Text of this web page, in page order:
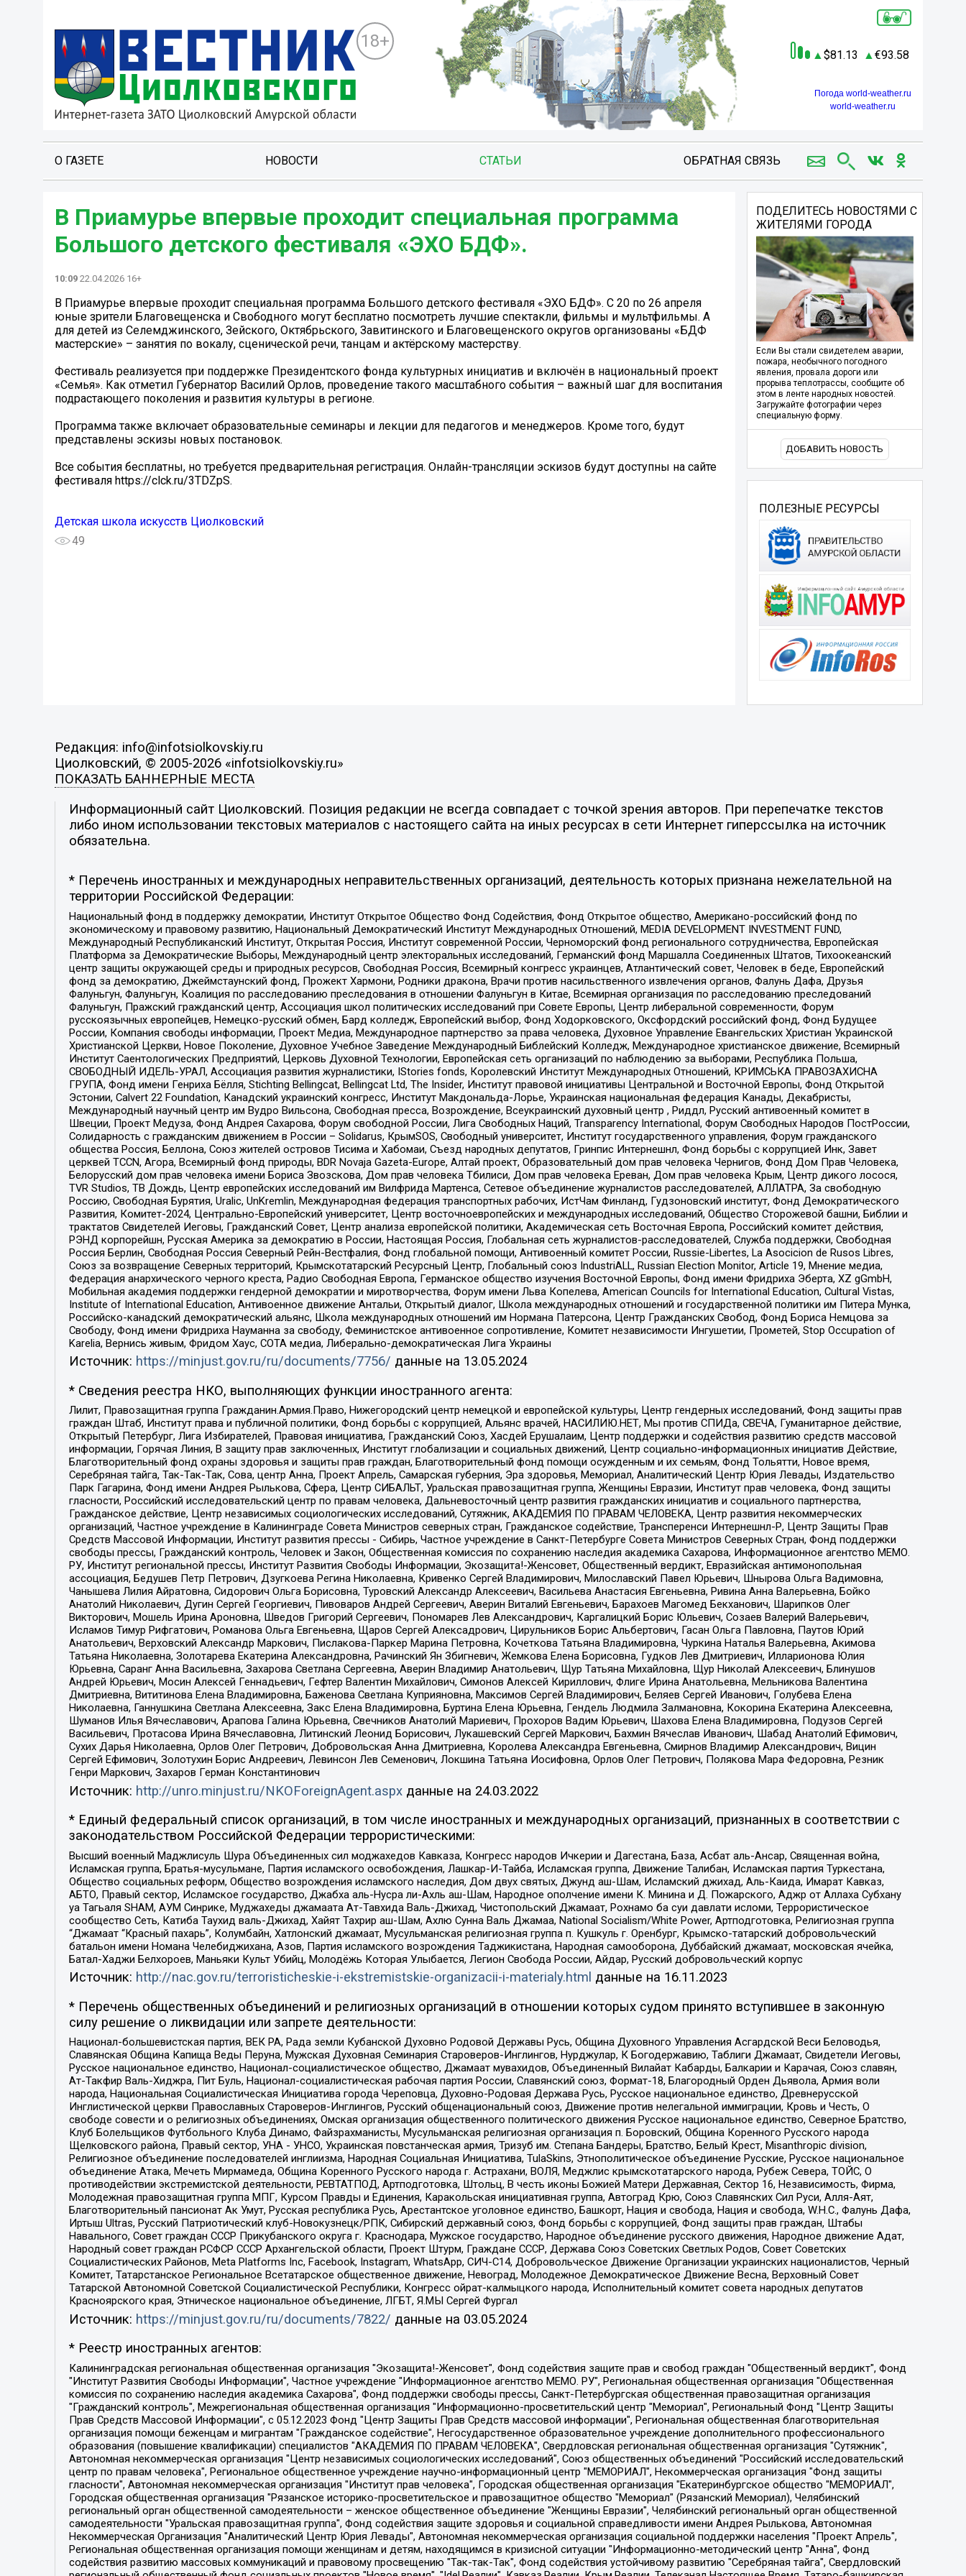
18+
81.13 93.58
Погода world-weather.ru
world-weather.ru
О ГАЗЕТЕ НОВОСТИ СТАТЬИ ОБРАТНАЯ СВЯЗЬ
В Приамурье впервые проходит специальная программа
Большого детского фестиваля «ЭХО БДФ».
10:09 22.04.2026 16+
В Приамурье впервые проходит специальная программа Большого детского фестиваля «ЭХО БДФ». С 20 по 26 апреля
юные зрители Благовещенска и Свободного могут бесплатно посмотреть лучшие спектакли, фильмы и мультфильмы. А
для детей из Селемджинского, Зейского, Октябрьского, Завитинского и Благовещенского округов организованы «БДФ
мастерские» – занятия по вокалу, сценической речи, танцам и актёрскому мастерству.
Фестиваль реализуется при поддержке Президентского фонда культурных инициатив и включён в национальный проект
«Семья». Как отметил Губернатор Василий Орлов, проведение такого масштабного события – важный шаг для воспитания
подрастающего поколения и развития культуры в регионе.
Программа также включает образовательные семинары и лекции для педагогов и менеджеров. Кроме того, будут
представлены эскизы новых постановок.
Все события бесплатны, но требуется предварительная регистрация. Онлайн-трансляции эскизов будут доступны на сайте
фестиваля https://clck.ru/3TDZpS.
Детская школа искусств Циолковский
49
ПОДЕЛИТЕСЬ НОВОСТЯМИ С
ЖИТЕЛЯМИ ГОРОДА
Если Вы стали свидетелем аварии,
пожара, необычного погодного
явления, провала дороги или
прорыва теплотрассы, сообщите об
этом в ленте народных новостей.
Загружайте фотографии через
специальную форму.
ДОБАВИТЬ НОВОСТЬ
ПОЛЕЗНЫЕ РЕСУРСЫ
Редакция: info@infotsiolkovskiy.ru
Циолковский, © 2005-2026 «infotsiolkovskiy.ru»
ПОКАЗАТЬ БАННЕРНЫЕ МЕСТА
Информационный сайт Циолковский. Позиция редакции не всегда совпадает с точкой зрения авторов. При перепечатке текстов
либо ином использовании текстовых материалов с настоящего сайта на иных ресурсах в сети Интернет гиперссылка на источник
обязательна.
* Перечень иностранных и международных неправительственных организаций, деятельность которых признана нежелательной на
территории Российской Федерации:
Национальный фонд в поддержку демократии, Институт Открытое Общество Фонд Содействия, Фонд Открытое общество, Американо-российский фонд по
экономическому и правовому развитию, Национальный Демократический Институт Международных Отношений, MEDIA DEVELOPMENT INVESTMENT FUND,
Международный Республиканский Институт, Открытая Россия, Институт современной России, Черноморский фонд регионального сотрудничества, Европейская
Платформа за Демократические Выборы, Международный центр электоральных исследований, Германский фонд Маршалла Соединенных Штатов, Тихоокеанский
центр защиты окружающей среды и природных ресурсов, Свободная Россия, Всемирный конгресс украинцев, Атлантический совет, Человек в беде, Европейский
фонд за демократию, Джеймстаунский фонд, Прожект Хармони, Родники дракона, Врачи против насильственного извлечения органов, Фалунь Дафа, Друзья
Фалуньгун, Фалуньгун, Коалиция по расследованию преследования в отношении Фалуньгун в Китае, Всемирная организация по расследованию преследований
Фалуньгун, Пражский гражданский центр, Ассоциация школ политических исследований при Совете Европы, Центр либеральной современности, Форум
русскоязычных европейцев, Немецко-русский обмен, Бард колледж, Европейский выбор, Фонд Ходорковского, Оксфордский российский фонд, Фонд Будущее
России, Компания свободы информации, Проект Медиа, Международное партнерство за права человека, Духовное Управление Евангельских Христиан Украинской
Христианской Церкви, Новое Поколение, Духовное Учебное Заведение Международный Библейский Колледж, Международное христианское движение, Всемирный
Институт Саентологических Предприятий, Церковь Духовной Технологии, Европейская сеть организаций по наблюдению за выборами, Республика Польша,
СВОБОДНЫЙ ИДЕЛЬ-УРАЛ, Ассоциация развития журналистики, IStories fonds, Королевский Институт Международных Отношений, КРИМСЬКА ПРАВОЗАХИСНА
ГРУПА, Фонд имени Генриха Бёлля, Stichting Bellingcat, Bellingcat Ltd, The Insider, Институт правовой инициативы Центральной и Восточной Европы, Фонд Открытой
Эстонии, Calvert 22 Foundation, Канадский украинский конгресс, Институт Макдональда-Лорье, Украинская национальная федерация Канады, Декабристы,
Международный научный центр им Вудро Вильсона, Свободная пресса, Возрождение, Всеукраинский духовный центр , Риддл, Русский антивоенный комитет в
Швеции, Проект Медуза, Фонд Андрея Сахарова, Форум свободной России, Лига Свободных Наций, Transparеncy International, Форум Свободных Народов ПостРоссии,
Солидарность с гражданским движением в России – Solidarus, КрымSOS, Свободный университет, Институт государственного управления, Форум гражданского
общества Россия, Беллона, Союз жителей островов Тисима и Хабомаи, Съезд народных депутатов, Гринпис Интернешнл, Фонд борьбы с коррупцией Инк, Завет
церквей TCCN, Агора, Всемирный фонд природы, BDR Novaja Gazeta-Europe, Алтай проект, Образовательный дом прав человека Чернигов, Фонд Дом Прав Человека,
Белорусский дом прав человека имени Бориса Звозскова, Дом прав человека Тбилиси, Дом прав человека Ереван, Дом прав человека Крым, Центр дикого лосося,
TVR Studios, ТВ Дождь, Центр европейских исследований им Вилфрида Мартенса, Сетевое объединение журналистов расследователей, АЛЛАТРА, За свободную
Россию, Свободная Бурятия, Uralic, UnKremlin, Международная федерация транспортных рабочих, ИстЧам Финланд, Гудзоновский институт, Фонд Демократического
Развития, Комитет-2024, Центрально-Европейский университет, Центр восточноевропейских и международных исследований, Общество Сторожевой башни, Библии и
трактатов Свидетелей Иеговы, Гражданский Совет, Центр анализа европейской политики, Академическая сеть Восточная Европа, Российский комитет действия,
РЭНД корпорейшн, Русская Америка за демократию в России, Настоящая Россия, Глобальная сеть журналистов-расследователей, Служба поддержки, Свободная
Россия Берлин, Свободная Россия Северный Рейн-Вестфалия, Фонд глобальной помощи, Антивоенный комитет России, Russie-Libertes, La Asocicion de Rusos Libres,
Союз за возвращение Северных территорий, Крымскотатарский Ресурсный Центр, Глобальный союз IndustriALL, Russian Election Monitor, Article 19, Мнение медиа,
Федерация анархического черного креста, Радио Свободная Европа, Германское общество изучения Восточной Европы, Фонд имени Фридриха Эберта, XZ gGmbH,
Мобильная академия поддержки гендерной демократии и миротворчества, Форум имени Льва Копелева, American Councils for International Education, Cultural Vistas,
Institute of International Education, Антивоенное движение Антальи, Открытый диалог, Школа международных отношений и государственной политики им Питера Мунка,
Российско-канадский демократический альянс, Школа международных отношений им Нормана Патерсона, Центр Гражданских Свобод, Фонд Бориса Немцова за
Свободу, Фонд имени Фридриха Науманна за свободу, Феминистское антивоенное сопротивление, Комитет независимости Ингушетии, Прометей, Stop Occupation of
Karelia, Вернись живым, Фридом Хаус, СОТА медиа, Либерально-демократическая Лига Украины
Источник: https://minjust.gov.ru/ru/documents/7756/ данные на 13.05.2024
* Сведения реестра НКО, выполняющих функции иностранного агента:
Лилит, Правозащитная группа Гражданин.Армия.Право, Нижегородский центр немецкой и европейской культуры, Центр гендерных исследований, Фонд защиты прав
граждан Штаб, Институт права и публичной политики, Фонд борьбы с коррупцией, Альянс врачей, НАСИЛИЮ.НЕТ, Мы против СПИДа, СВЕЧА, Гуманитарное действие,
Открытый Петербург, Лига Избирателей, Правовая инициатива, Гражданский Союз, Хасдей Ерушалаим, Центр поддержки и содействия развитию средств массовой
информации, Горячая Линия, В защиту прав заключенных, Институт глобализации и социальных движений, Центр социально-информационных инициатив Действие,
Благотворительный фонд охраны здоровья и защиты прав граждан, Благотворительный фонд помощи осужденным и их семьям, Фонд Тольятти, Новое время,
Серебряная тайга, Так-Так-Так, Сова, центр Анна, Проект Апрель, Самарская губерния, Эра здоровья, Мемориал, Аналитический Центр Юрия Левады, Издательство
Парк Гагарина, Фонд имени Андрея Рылькова, Сфера, Центр СИБАЛЬТ, Уральская правозащитная группа, Женщины Евразии, Институт прав человека, Фонд защиты
гласности, Российский исследовательский центр по правам человека, Дальневосточный центр развития гражданских инициатив и социального партнерства,
Гражданское действие, Центр независимых социологических исследований, Сутяжник, АКАДЕМИЯ ПО ПРАВАМ ЧЕЛОВЕКА, Центр развития некоммерческих
организаций, Частное учреждение в Калининграде Совета Министров северных стран, Гражданское содействие, Трансперенси Интернешнл-Р, Центр Защиты Прав
Средств Массовой Информации, Институт развития прессы - Сибирь, Частное учреждение в Санкт-Петербурге Совета Министров Северных Стран, Фонд поддержки
свободы прессы, Гражданский контроль, Человек и Закон, Общественная комиссия по сохранению наследия академика Сахарова, Информационное агентство МЕМО.
РУ, Институт региональной прессы, Институт Развития Свободы Информации, Экозащита!-Женсовет, Общественный вердикт, Евразийская антимонопольная
ассоциация, Бедушев Петр Петрович, Дзугкоева Регина Николаевна, Кривенко Сергей Владимирович, Милославский Павел Юрьевич, Шнырова Ольга Вадимовна,
Чанышева Лилия Айратовна, Сидорович Ольга Борисовна, Туровский Александр Алексеевич, Васильева Анастасия Евгеньевна, Ривина Анна Валерьевна, Бойко
Анатолий Николаевич, Дугин Сергей Георгиевич, Пивоваров Андрей Сергеевич, Аверин Виталий Евгеньевич, Барахоев Магомед Бекханович, Шарипков Олег
Викторович, Мошель Ирина Ароновна, Шведов Григорий Сергеевич, Пономарев Лев Александрович, Каргалицкий Борис Юльевич, Созаев Валерий Валерьевич,
Исламов Тимур Рифгатович, Романова Ольга Евгеньевна, Щаров Сергей Алексадрович, Цирульников Борис Альбертович, Гасан Ольга Павловна, Паутов Юрий
Анатольевич, Верховский Александр Маркович, Пислакова-Паркер Марина Петровна, Кочеткова Татьяна Владимировна, Чуркина Наталья Валерьевна, Акимова
Татьяна Николаевна, Золотарева Екатерина Александровна, Рачинский Ян Збигневич, Жемкова Елена Борисовна, Гудков Лев Дмитриевич, Илларионова Юлия
Юрьевна, Саранг Анна Васильевна, Захарова Светлана Сергеевна, Аверин Владимир Анатольевич, Щур Татьяна Михайловна, Щур Николай Алексеевич, Блинушов
Андрей Юрьевич, Мосин Алексей Геннадьевич, Гефтер Валентин Михайлович, Симонов Алексей Кириллович, Флиге Ирина Анатольевна, Мельникова Валентина
Дмитриевна, Вититинова Елена Владимировна, Баженова Светлана Куприяновна, Максимов Сергей Владимирович, Беляев Сергей Иванович, Голубева Елена
Николаевна, Ганнушкина Светлана Алексеевна, Закс Елена Владимировна, Буртина Елена Юрьевна, Гендель Людмила Залмановна, Кокорина Екатерина Алексеевна,
Шуманов Илья Вячеславович, Арапова Галина Юрьевна, Свечников Анатолий Мариевич, Прохоров Вадим Юрьевич, Шахова Елена Владимировна, Подузов Сергей
Васильевич, Протасова Ирина Вячеславовна, Литинский Леонид Борисович, Лукашевский Сергей Маркович, Бахмин Вячеслав Иванович, Шабад Анатолий Ефимович,
Сухих Дарья Николаевна, Орлов Олег Петрович, Добровольская Анна Дмитриевна, Королева Александра Евгеньевна, Смирнов Владимир Александрович, Вицин
Сергей Ефимович, Золотухин Борис Андреевич, Левинсон Лев Семенович, Локшина Татьяна Иосифовна, Орлов Олег Петрович, Полякова Мара Федоровна, Резник
Генри Маркович, Захаров Герман Константинович
Источник: http://unro.minjust.ru/NKOForeignAgent.aspxданные на 24.03.2022
* Единый федеральный список организаций, в том числе иностранных и международных организаций, признанных в соответствии с
законодательством Российской Федерации террористическими:
Высший военный Маджлисуль Шура Объединенных сил моджахедов Кавказа, Конгресс народов Ичкерии и Дагестана, База, Асбат аль-Ансар, Священная война,
Исламская группа, Братья-мусульмане, Партия исламского освобождения, Лашкар-И-Тайба, Исламская группа, Движение Талибан, Исламская партия Туркестана,
Общество социальных реформ, Общество возрождения исламского наследия, Дом двух святых, Джунд аш-Шам, Исламский джихад, Аль-Каида, Имарат Кавказ,
АБТО, Правый сектор, Исламское государство, Джабха аль-Нусра ли-Ахль аш-Шам, Народное ополчение имени К. Минина и Д. Пожарского, Аджр от Аллаха Субхану
уа Тагьаля SHAM, АУМ Синрике, Муджахеды джамаата Ат-Тавхида Валь-Джихад, Чистопольский Джамаат, Рохнамо ба суи давлати исломи, Террористическое
сообщество Сеть, Катиба Таухид валь-Джихад, Хайят Тахрир аш-Шам, Ахлю Сунна Валь Джамаа, National Socialism/White Power, Артподготовка, Религиозная группа
“Джамаат “Красный пахарь”, Колумбайн, Хатлонский джамаат, Мусульманская религиозная группа п. Кушкуль г. Оренбург, Крымско-татарский добровольческий
батальон имени Номана Челебиджихана, Азов, Партия исламского возрождения Таджикистана, Народная самооборона, Дуббайский джамаат, московская ячейка,
Батал-Хаджи Белхороев, Маньяки Культ Убийц, Молодёжь Которая Улыбается, Легион Свобода России, Айдар, Русский добровольческий корпус
Источник: http://nac.gov.ru/terroristicheskie-i-ekstremistskie-organizacii-i-materialy.html данные на 16.11.2023
* Перечень общественных объединений и религиозных организаций в отношении которых судом принято вступившее в законную
силу решение о ликвидации или запрете деятельности:
Национал-большевистская партия, ВЕК РА, Рада земли Кубанской Духовно Родовой Державы Русь, Община Духовного Управления Асгардской Веси Беловодья,
Славянская Община Капища Веды Перуна, Мужская Духовная Семинария Староверов-Инглингов, Нурджулар, К Богодержавию, Таблиги Джамаат, Свидетели Иеговы,
Русское национальное единство, Национал-социалистическое общество, Джамаат мувахидов, Объединенный Вилайат Кабарды, Балкарии и Карачая, Союз славян,
Ат-Такфир Валь-Хиджра, Пит Буль, Национал-социалистическая рабочая партия России, Славянский союз, Формат-18, Благородный Орден Дьявола, Армия воли
народа, Национальная Социалистическая Инициатива города Череповца, Духовно-Родовая Держава Русь, Русское национальное единство, Древнерусской
Инглистической церкви Православных Староверов-Инглингов, Русский общенациональный союз, Движение против нелегальной иммиграции, Кровь и Честь, О
свободе совести и о религиозных объединениях, Омская организация общественного политического движения Русское национальное единство, Северное Братство,
Клуб Болельщиков Футбольного Клуба Динамо, Файзрахманисты, Мусульманская религиозная организация п. Боровский, Община Коренного Русского народа
Щелковского района, Правый сектор, УНА - УНСО, Украинская повстанческая армия, Тризуб им. Степана Бандеры, Братство, Белый Крест, Misanthropic division,
Религиозное объединение последователей инглиизма, Народная Социальная Инициатива, TulaSkins, Этнополитическое объединение Русские, Русское национальное
объединение Атака, Мечеть Мирмамеда, Община Коренного Русского народа г. Астрахани, ВОЛЯ, Меджлис крымскотатарского народа, Рубеж Севера, ТОЙС, О
противодействии экстремистской деятельности, РЕВТАТПОД, Артподготовка, Штольц, В честь иконы Божией Матери Державная, Сектор 16, Независимость, Фирма,
Молодежная правозащитная группа МПГ, Курсом Правды и Единения, Каракольская инициативная группа, Автоград Крю, Союз Славянских Сил Руси, Алля-Аят,
Благотворительный пансионат Ак Умут, Русская республика Русь, Арестантское уголовное единство, Башкорт, Нация и свобода, Нация и свобода, W.H.С., Фалунь Дафа,
Иртыш Ultras, Русский Патриотический клуб-Новокузнецк/РПК, Сибирский державный союз, Фонд борьбы с коррупцией, Фонд защиты прав граждан, Штабы
Навального, Совет граждан СССР Прикубанского округа г. Краснодара, Мужское государство, Народное объединение русского движения, Народное движение Адат,
Народный совет граждан РСФСР СССР Архангельской области, Проект Штурм, Граждане СССР, Держава Союз Советских Светлых Родов, Совет Советских
Социалистических Районов, Meta Platforms Inc, Facebook, Instagram, WhatsApp, СИЧ-С14, Добровольческое Движение Организации украинских националистов, Черный
Комитет, Татарстанское Региональное Всетатарское общественное движение, Невоград, Молодежное Демократическое Движение Весна, Верховный Совет
Татарской Автономной Советской Социалистической Республики, Конгресс ойрат-калмыцкого народа, Исполнительный комитет совета народных депутатов
Красноярского края, Этническое национальное объединение, ЛГБТ, Я.МЫ Сергей Фургал
Источник: https://minjust.gov.ru/ru/documents/7822/ данные на 03.05.2024
* Реестр иностранных агентов:
Калининградская региональная общественная организация "Экозащита!-Женсовет", Фонд содействия защите прав и свобод граждан "Общественный вердикт", Фонд "Институт Развития Свободы Информации", Частное учреждение "Информационное агентство МЕМО. РУ", Региональная общественная организация "Общественная комиссия по сохранению наследия академика Сахарова", Фонд поддержки свободы прессы, Санкт-Петербургская общественная правозащитная организация "Гражданский контроль", Межрегиональная общественная организация "Информационно-просветительский центр "Мемориал", Региональный Фонд "Центр Защиты Прав Средств Массовой Информации", с 05.12.2023 Фонд "Центр Защиты Прав Средств массовой информации", Региональная общественная благотворительная организация помощи беженцам и мигрантам "Гражданское содействие", Негосударственное образовательное учреждение дополнительного профессионального образования (повышение квалификации) специалистов "АКАДЕМИЯ ПО ПРАВАМ ЧЕЛОВЕКА", Свердловская региональная общественная организация "Сутяжник", Автономная некоммерческая организация "Центр независимых социологических исследований", Союз общественных объединений "Российский исследовательский центр по правам человека", Региональное общественное учреждение научно-информационный центр "МЕМОРИАЛ", Некоммерческая организация "Фонд защиты гласности", Автономная некоммерческая организация "Институт прав человека", Городская общественная организация "Екатеринбургское общество "МЕМОРИАЛ", Городская общественная организация "Рязанское историко-просветительское и правозащитное общество "Мемориал" (Рязанский Мемориал), Челябинский региональный орган общественной самодеятельности – женское общественное объединение "Женщины Евразии", Челябинский региональный орган общественной самодеятельности "Уральская правозащитная группа", Фонд содействия защите здоровья и социальной справедливости имени Андрея Рылькова, Автономная Некоммерческая Организация "Аналитический Центр Юрия Левады", Автономная некоммерческая организация социальной поддержки населения "Проект Апрель", Региональная общественная организация помощи женщинам и детям, находящимся в кризисной ситуации "Информационно-методический центр "Анна", Фонд содействия развитию массовых коммуникаций и правовому просвещению "Так-так-Так", Фонд содействия устойчивому развитию "Серебряная тайга", Свердловский региональный общественный фонд социальных проектов "Новое время", "Idel.Реалии", Кавказ.Реалии, Крым.Реалии, Телеканал Настоящее Время, Татаро-башкирская служба Радио Свобода (Azatliq Radiosi), Радио Свободная Европа/Радио Свобода (PCE/PC), "Сибирь.Реалии", "Фактограф", Благотворительный фонд помощи осужденным и их семьям, Автономная некоммерческая организация "Институт глобализации и социальных движений", Фонд "В защиту прав заключенных", Частное учреждение "Центр поддержки и содействия развитию средств массовой информации", Пензенский региональный общественный благотворительный фонд "Гражданский союз", "Север.Реалии", Некоммерческая организация Фонд "Правовая инициатива", Общество с ограниченной ответственностью "Радио Свободная Европа/Радио Свобода", Чешское информационное агентство "MEDIUM-ORIENT", Красноярская региональная общественная организация "Мы против СПИДа", Камалягин Денис Николаевич, Маркелов Сергей Евгеньевич, Пономарев Лев Александрович, Савицкая Людмила Алексеевна, Автономная некоммерческая организация "Центр по работе с проблемой насилия "НАСИЛИЮ.НЕТ", Межрегиональный профессиональный союз работников здравоохранения "Альянс врачей", Юридическое лицо, зарегистрированное в Латвийской Республике, SIA "Medusa Project" (регистрационный номер 40103797863, дата регистрации 10.06.2014), Некоммерческая организация "Фонд по борьбе с коррупцией", Автономная некоммерческая организация "Институт права и публичной политики", Баданин Роман Сергеевич, Гликин Максим Александрович, Железнова Мария Михайловна, Лукьянова Юлия Сергеевна, Маетная Елизавета Витальевна, Маняхин Петр Борисович, Чуракова Ольга Владимировна, Ярош Юлия Петровна, Юридическое лицо "The Insider SIA", зарегистрированное в Риге, Латвийская Республика (дата регистрации 26.06.2015), являющееся администратором доменного имени интернет-издания "The Insider SIA", https://theins.ru, Постернак Алексей Евгеньевич, Рубин Михаил Аркадьевич, Анин Роман Александрович, Юридическое лицо Istories fonds, зарегистрированное в Латвийской Республике (регистрационный номер 50008295751, дата регистрации 24.02.2020), Великовский Дмитрий Александрович, Долинина Ирина Николаевна, Мароховская Алеся Алексеевна, Шлейнов Роман Юрьевич, Шмагун Олеся Валентиновна, Общество с ограниченной ответственностью "Альтаир 2021", Общество с ограниченной ответственностью "Вега 2021", Общество с ограниченной ответственностью "Главный редактор 2021", Общество с ограниченной ответственностью "Ромашки монолит", Важенков Артем Валерьевич, Ивановская областная общественная организация "Центр гендерных исследований", Гурман Юрий Альбертович, Медиапроект "ОВД-Инфо", Егоров Владимир Владимирович, Жилинский Владимир Александрович, Общество с ограниченной ответственностью "ЗП", Иванова София Юрьевна, Карезина Инна Павловна, Кильтау Екатерина Викторовна, Петров Алексей Викторович, Пискунов Сергей Евгеньевич, Смирнов Сергей Сергеевич, Тихонов Михаил Сергеевич, Общество с ограниченной ответственностью "ЖУРНАЛИСТ-ИНОСТРАННЫЙ АГЕНТ", Арапова Галина Юрьевна, Вольтская Татьяна Анатольевна, Американская компания "Mason G.E.S. Anonymous Foundation" (США), являющаяся владельцем интернет-издания https://mnews.world/, Компания "Stichting Bellingcat", зарегистрированная в Нидерландах (дата регистрации 11.07.2018), Захаров Андрей Вячеславович, Клепиковская Екатерина Дмитриевна, Общество с ограниченной ответственностью "МЕМО", Перл Роман Александрович, Симонов Евгений Алексеевич, Соловьева Елена Анатольевна, Сотников Даниил Владимирович, Сурначева Елизавета Дмитриевна, Автономная некоммерческая организация по защите прав человека и информированию населения "Якутия – Наше Мнение", Общество с ограниченной ответственностью "Москоу диджитал медиа", с 26.01.2023 Общество с ограниченной ответственностью "Чайка Белые сады", Ветошкина Валерия Валерьевна, Заговора Максим Александрович, Межрегиональное общественное движение "Российская ЛГБТ - сеть", Оленичев Максим Владимирович, Павлов Иван Юрьевич, Скворцова Елена Сергеевна, Общество с ограниченной ответственностью "Как бы инагент", Кочетков Игорь Викторович, Общество с ограниченной ответственностью "Честные выборы", Еланчик Олег Александрович, Общество с ограниченной ответственностью "Нобелевский призыв", Гималова Регина Эмилевна, Григорьев Андрей Валерьевич, Григорьева Алина Александровна, Ассоциация по содействию защите прав призывников, альтернативнослужащих и военнослужащих "Правозащитная группа "Гражданин.Армия.Право", Хисамова Регина Фаритовна, Автономная некоммерческая организация по реализации социально-правовых программ "Лилит", Дальневосточное общественное движение "Маяк", Санкт-Петербургская ЛГБТ-инициативная группа "Выход", Инициативная группа ЛГБТ+ "Реверс", Алексеев Андрей Викторович, Бекбулатова Таисия Львовна, Беляев Иван Михайлович, Владыкина Елена Сергеевна, Гельман Марат Александрович, Никульшина Вероника Юрьевна, Толоконникова Надежда Андреевна, Шендерович Виктор Анатольевич, Общество с ограниченной ответственностью "Данное сообщение", Общество с ограниченной ответственностью Издательский дом "Новая глава", Айнбиндер Александра Александровна, Московский комьюнити-центр для ЛГБТ+инициатив, Благотворительный фонд развития филантропии, Deutsche Welle (Германия, Kurt-Schumacher-Strasse 3, 53113 Bonn), Борзунова Мария Михайловна, Воробьев Виктор Викторович, Голубева Анна Львовна, Константинова Алла Михайловна, Малкова Ирина Владимировна, Мурадов Мурад Абдулгалимович, Осетинская Елизавета Николаевна, Понасенков Евгений Николаевич, Ганапольский Матвей Юрьевич, Киселев Евгений Алексеевич, Борухович Ирина Григорьевна, Дремин Иван Тимофеевич, Дубровский Дмитрий Викторович, Красноярская региональная общественная организация поддержки и развития альтернативных образовательных технологий и межкультурных коммуникаций "ИНТЕРРА", Маяковская Екатерина Алексеевна, Фейгин Марк Захарович, Филимонов Андрей Викторович, Дзугкоева Регина Николаевна, Доброхотов Роман Александрович, Дудь Юрий Александрович, Елкин Сергей Владимирович, Кругликов Кирилл Игоревич, Сабунаева Мария Леонидовна, Семенов Алексей Владимирович, Шаинян Карен Багратович, Шульман Екатерина Михайловна, Асафьев Артур Валерьевич, Вахштайн Виктор Семенович, Венедиктов Алексей Алексеевич, Лушникова Екатерина Евгеньевна, Волков Леонид Михайлович, Невзоров Александр Глебович, Пархоменко Сергей Борисович, Сироткин Ярослав Николаевич, Кара-Мурза Владимир Владимирович, Баранова Наталья Владимировна, Гозман Леонид Яковлевич, Кагарлицкий Борис Юльевич, Климарев Михаил Валерьевич, Милов Владимир Станиславович, Автономная некоммерческая организация Краснодарский центр современного искусства "Типография", Моргенштерн Алишер Тагирович, Соболь Любовь Эдуардовна, Общество с ограниченной ответственностью "ЛИЗА НОРМ", Каспаров Гарри Кимович, Ходорковский Михаил Борисович, Общество с ограниченной ответственностью "Апрельские тезисы", Данилович Ирина Брониславовна, Кашин Олег Владимирович, Петров Николай Владимирович, Пивоваров Алексей Владимирович, Соколов Михаил Владимирович, Цветкова Юлия Владимировна, Чичваркин Евгений Александрович, Комитет против пыток/Команда против пыток, Общество с ограниченной ответственностью "Первый научный", Общество с ограниченной ответственностью "Вертолет и ко", Белоцерковская Вероника Борисовна, Кац Максим Евгеньевич, Лазарева Татьяна Юрьевна, Шаведдинов Руслан Табризович, Яшин Илья Валерьевич, Общество с ограниченной ответственностью "Иноагент ААВ", Алешковский Дмитрий Петрович, Альбац Евгения Марковна, Быков Дмитрий Львович, Галямина Юлия Евгеньевна, Лойко Сергей Леонидович, Мартынов Кирилл Константинович, Медведев Сергей Александрович, Крашенинников Федор Геннадиевич, Гордеева Катерина Вл